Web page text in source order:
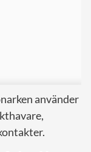
använder